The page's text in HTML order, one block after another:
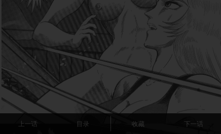
上一话 目录 收藏 下一话